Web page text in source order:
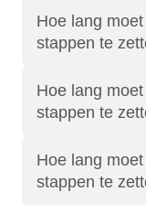
Hoe lang
stappen te
Hoe lang
stappen te
Hoe lang
stappen te